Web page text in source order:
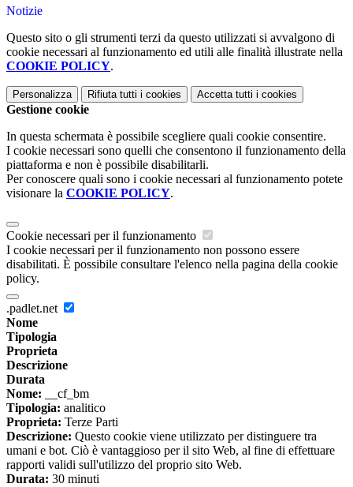
Notizie
Questo sito o gli strumenti terzi da questo utilizzati si avvalgono di
cookie necessari al funzionamento ed utili alle finalità illustrate nella
COOKIE POLICY.
Personalizza Rifiuta tutti i cookies Accetta tutti i cookies
Gestione cookie
In questa schermata è possibile scegliere quali cookie consentire.
I cookie necessari sono quelli che consentono il funzionamento della
piattaforma e non è possibile disabilitarli.
Per conoscere quali sono i cookie necessari al funzionamento potete
visionare la COOKIE POLICY.
Cookie necessari per il funzionamento
I cookie necessari per il funzionamento non possono essere
disabilitati. È possibile consultare l'elenco nella pagina della cookie
policy.
.padlet.net
Nome
Tipologia
Proprieta
Descrizione
Durata
Nome: __cf_bm
Tipologia: analitico
Proprieta: Terze Parti
Descrizione: Questo cookie viene utilizzato per distinguere tra
umani e bot. Ciò è vantaggioso per il sito Web, al fine di effettuare
rapporti validi sull'utilizzo del proprio sito Web.
Durata: 30 minuti